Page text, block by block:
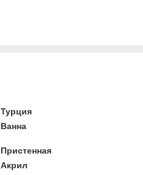
Турция
Ванна
Пристенная
Акрил